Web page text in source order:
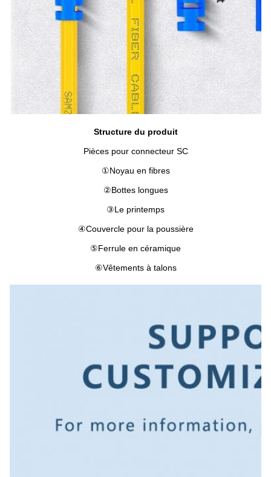
Structure du produit
Pièces pour connecteur SC
①Noyau en fibres
②Bottes longues
③Le printemps
④Couvercle pour la poussière
⑤Ferrule en céramique
⑥Vêtements à talons